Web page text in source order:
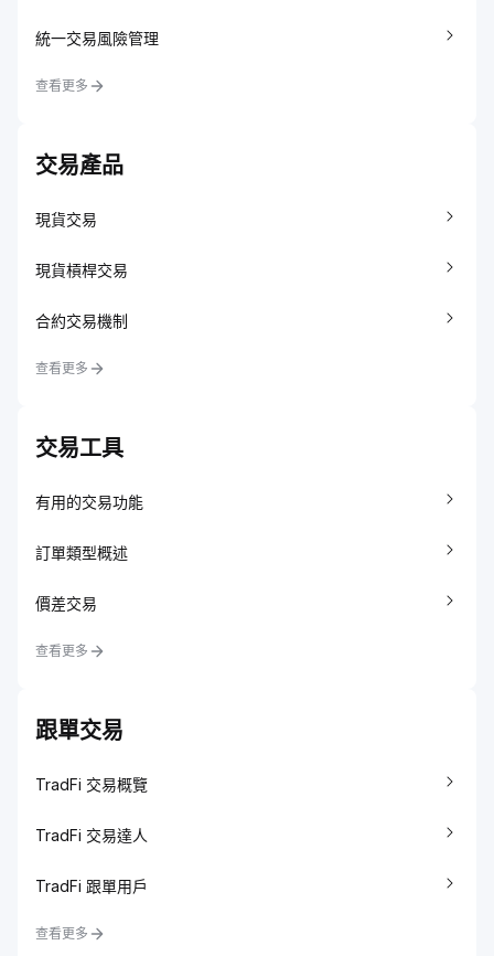
統一交易風險管理
查看更多
交易產品
現貨交易
現貨槓桿交易
合約交易機制
查看更多
交易工具
有用的交易功能
訂單類型概述
價差交易
查看更多
跟單交易
TradFi 交易概覽
TradFi 交易達人
TradFi 跟單用戶
查看更多